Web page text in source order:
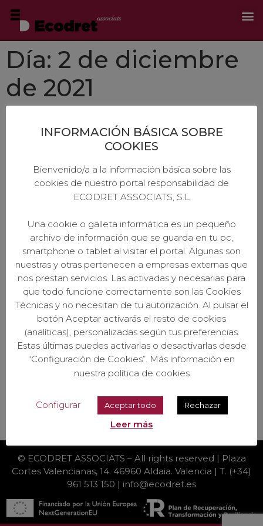
Día: 2 de diciembre
de 2021
Gastos hipotecarios
Con anterioridad a la LCCI de 2019, muchos de los
hipotecados tuvieron que asumir los gastos
de hipoteca. El TJUE emitió una sentencia en julio de
2020 que estableció la obligación a las entidades
gestoría, registro y tasación), a excepción del
impuesto (IAJD). El tribunal supremos asumió las […]
© ECODRET ASSOCIATS – All rights reserved | Plaza
Cortes Valencianas, 14. 46960 Aldaia. Valencia | T. (+34)
961 513 150 | info@ecodret.es
INFORMACIÓN BÁSICA SOBRE
COOKIES
Bienvenido/a a la información básica sobre las
cookies de nuestro portal responsabilidad de
ECODRET ASSOCIATS, S.L
Una cookie o galleta informática es un pequeño
archivo de información que se guarda en tu pc,
smartphone o tablet al visitar el portal. Algunas son
nuestras y otras pertenecen a empresas externas que
nos prestan servicios. Las activadas y necesarias para
que todo funcione correctamente son las Cookies
Técnicas y no necesitan de tu autorización. Al pulsar el
botón Aceptar activarás el resto de cookies
(analíticas), personalizadas según tus preferencias.
Estas últimas puedes activarlas o desactivarlas desde
“Configuración de Cookies”. Más información en
nuestra política de cookies
Configurar Aceptar todo Rechazar
Leer más